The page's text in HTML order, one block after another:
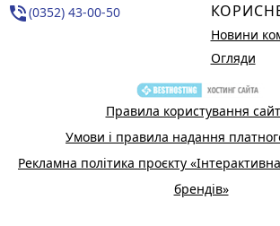
phone_in_talk(0352) 43-00-50
Новини
Огляди
Правила користування
Умови і правила надання
Рекламна політика проєкту
брендів»